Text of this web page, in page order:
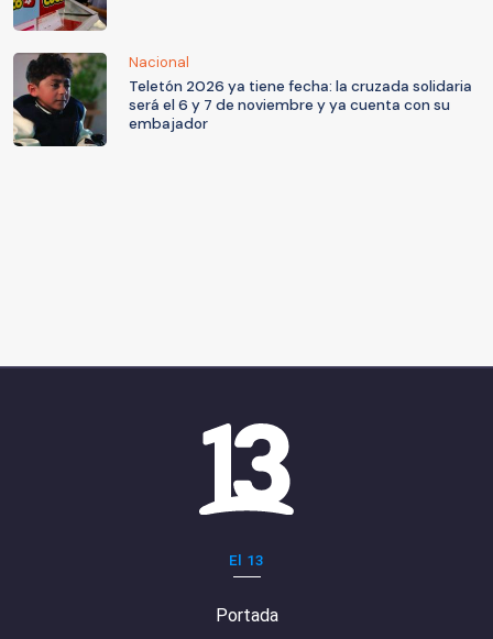
Nacional
Teletón 2026 ya tiene fecha: la cruzada solidaria
será el 6 y 7 de noviembre y ya cuenta con su
embajador
El 13
Portada